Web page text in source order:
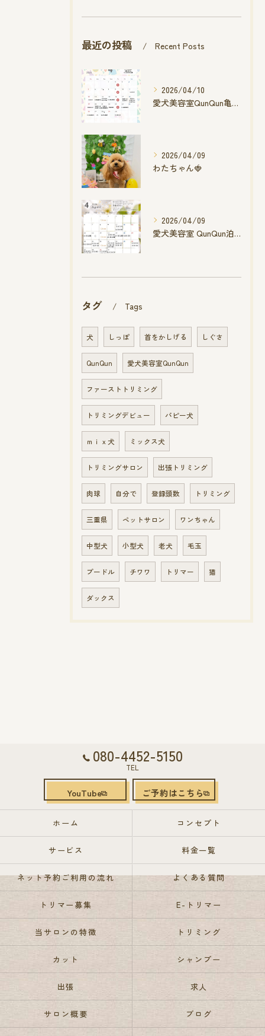
最近の投稿 Recent Posts
2026/04/10
愛犬美容室QunQun亀山エコー店
2026/04/09
わたちゃん🍓
2026/04/09
愛犬美容室 QunQun泊店 4月空き状況です
タグ Tags
犬 しっぽ 首をかしげる しぐさ
QunQun 愛犬美容室QunQun
ファーストトリミング
トリミングデビュー パピー犬
ｍｉｘ犬 ミックス犬
トリミングサロン 出張トリミング
肉球 自分で 登録頭数 トリミング
三重県 ペットサロン ワンちゃん
中型犬 小型犬 老犬 毛玉
プードル チワワ トリマー 猫
ダックス
080-4452-5150
TEL
YouTube ご予約はこちら
ホーム コンセプト
サービス 料金一覧
ネット予約ご利用の流れ よくある質問
トリマー募集 E-トリマー
当サロンの特徴 トリミング
カット シャンプー
出張 求人
サロン概要 ブログ